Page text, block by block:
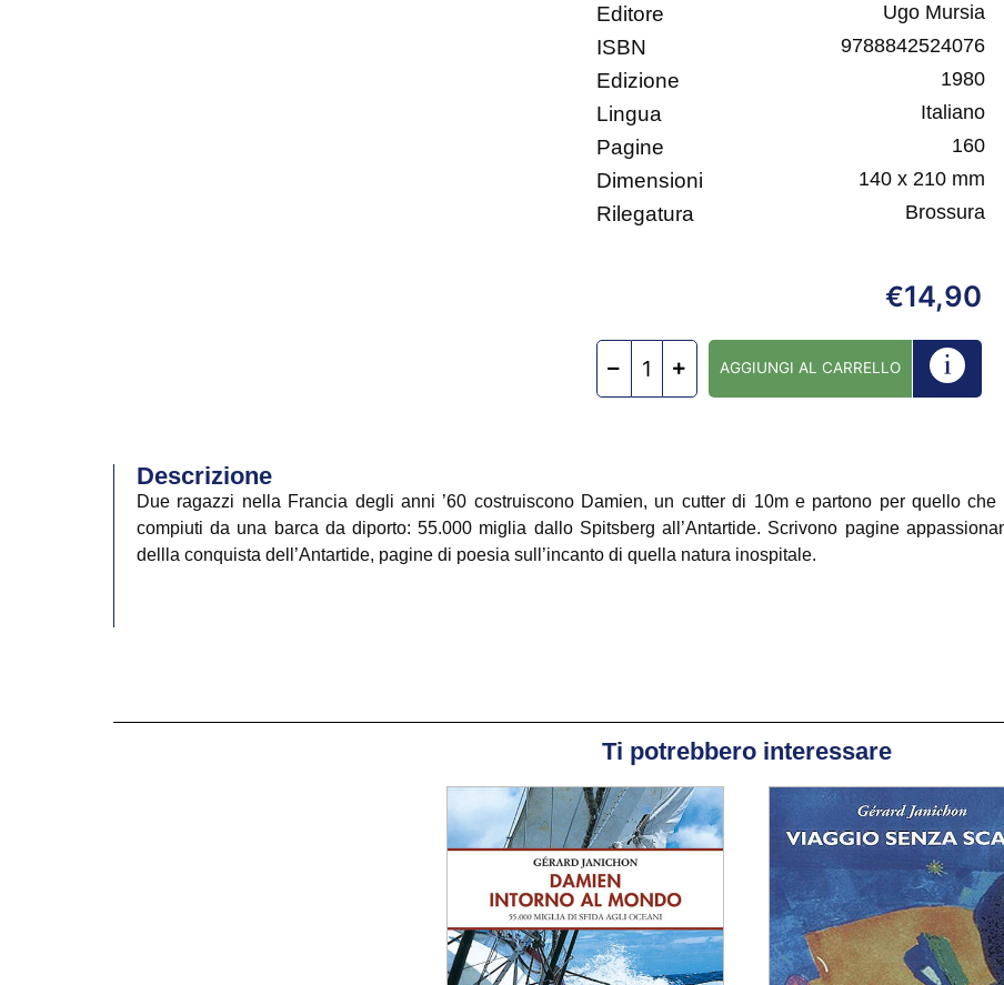
Editore Ugo Mursia
ISBN 9788842524076
Edizione 1980
Lingua Italiano
Pagine 160
Dimensioni 140 x 210 mm
Rilegatura Brossura
€14,90
AGGIUNGI AL CARRELLO
Descrizione
Due ragazzi nella Francia degli anni ’60 costruiscono Damien, un cutter di 10m e partono per quello
compiuti da una barca da diporto: 55.000 miglia dallo Spitsberg all’Antartide. Scrivono pagine
dellla conquista dell’Antartide, pagine di poesia sull’incanto di quella natura inospitale.
Ti potrebbero interessare